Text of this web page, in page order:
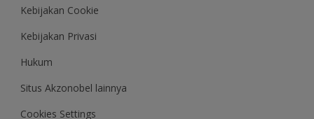
Kebijakan Cookie
Kebijakan Privasi
Hukum
Situs Akzonobel lainnya
Cookies Settings